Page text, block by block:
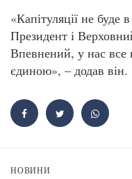
«Капітуляції не
Президент і
Впевнений, у нас все
єдиною», – додав він.
НОВИНИ